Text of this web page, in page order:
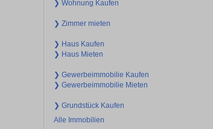
❯ Wohnung Kaufen
❯ Zimmer mieten
❯ Haus Kaufen
❯ Haus Mieten
❯ Gewerbeimmobilie Kaufen
❯ Gewerbeimmobilie Mieten
❯ Grundstück Kaufen
Alle Immobilien